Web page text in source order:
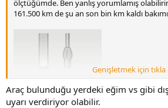
ölçtüğümde. Ben yanlış yorumlamış
161.500 km de şu an son bin km kaldı
Genişletmek için tıkla
Araç bulunduğu yerdeki eğim vs gibi
uyarı verdiriyor olabilir.